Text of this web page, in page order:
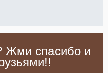
Жми спасибо и